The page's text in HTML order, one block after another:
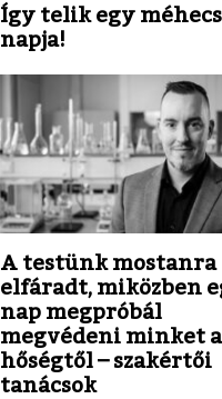
Így telik egy
napja!
A testünk mostanra
elfáradt, miközben
nap megpróbál
megvédeni minket a
hőségtől – szakértői
tanácsok